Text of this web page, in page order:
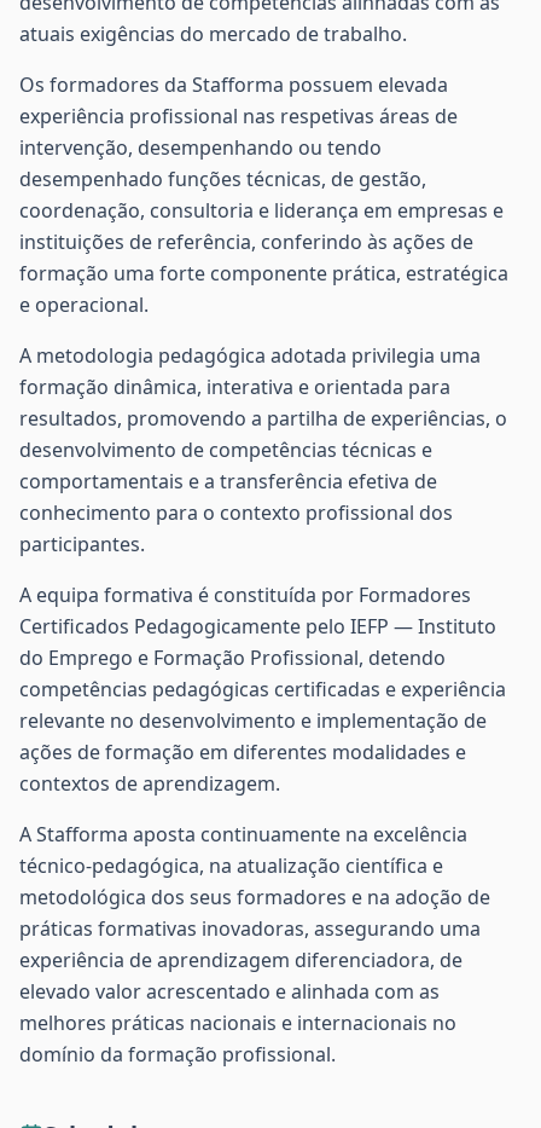
atuais exigências do mercado de trabalho.
Os formadores da Stafforma possuem elevada
experiência profissional nas respetivas áreas de
intervenção, desempenhando ou tendo
desempenhado funções técnicas, de gestão,
coordenação, consultoria e liderança em empresas e
instituições de referência, conferindo às ações de
formação uma forte componente prática, estratégica
e operacional.
A metodologia pedagógica adotada privilegia uma
formação dinâmica, interativa e orientada para
resultados, promovendo a partilha de experiências, o
desenvolvimento de competências técnicas e
comportamentais e a transferência efetiva de
conhecimento para o contexto profissional dos
participantes.
A equipa formativa é constituída por Formadores
Certificados Pedagogicamente pelo IEFP — Instituto
do Emprego e Formação Profissional, detendo
competências pedagógicas certificadas e experiência
relevante no desenvolvimento e implementação de
ações de formação em diferentes modalidades e
contextos de aprendizagem.
A Stafforma aposta continuamente na excelência
técnico-pedagógica, na atualização científica e
metodológica dos seus formadores e na adoção de
práticas formativas inovadoras, assegurando uma
experiência de aprendizagem diferenciadora, de
elevado valor acrescentado e alinhada com as
melhores práticas nacionais e internacionais no
domínio da formação profissional.